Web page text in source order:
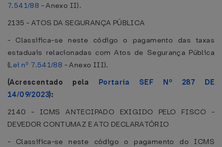
7.541/88 - Anexo II).
2135 - ATOS DA SEGURANÇA PÚBLICA
- Classifica-se neste código o pagamento das taxas
estaduais relacionadas com Atos de Segurança Pública
(Lei nº 7.541/88 - Anexo III).
(Acrescentado pela Portaria SEF Nº 287 DE
14/09/2023):
2140 - ICMS ANTECIPADO EXIGIDO PELO FISCO -
DEVEDOR CONTUMAZ E ATO DECLARATÓRIO
- Classifica-se neste código o pagamento do ICMS